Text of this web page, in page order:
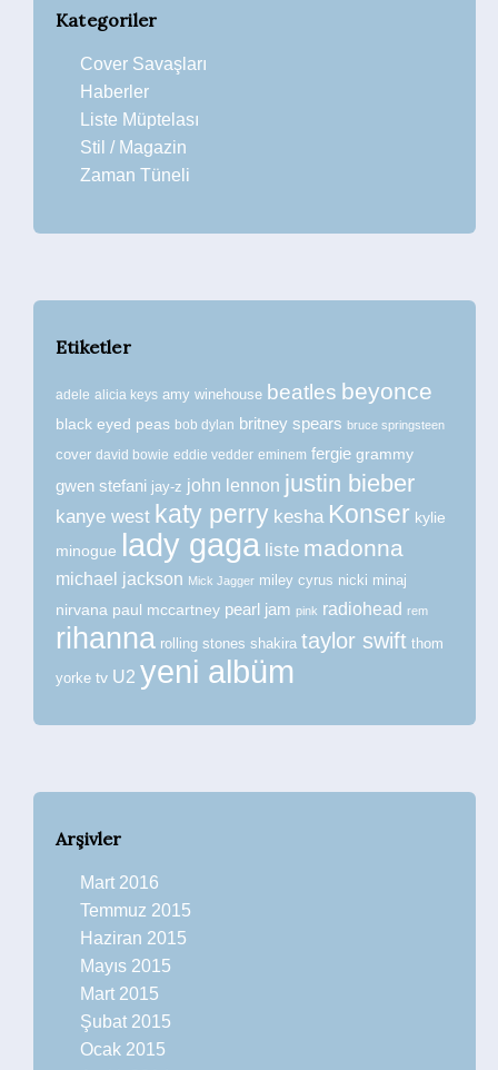
Kategoriler
Cover Savaşları
Haberler
Liste Müptelası
Stil / Magazin
Zaman Tüneli
Etiketler
adele alicia keys amy winehouse beatles beyonce
black eyed peas bob dylan britney spears bruce springsteen
cover david bowie eddie vedder eminem fergie grammy
gwen stefani jay-z john lennon justin bieber
kanye west katy perry kesha Konser kylie
minogue lady gaga liste madonna
michael jackson Mick Jagger miley cyrus nicki minaj
nirvana paul mccartney pearl jam pink radiohead rem
rihanna rolling stones shakira taylor swift thom
yorke tv U2 yeni albüm
Arşivler
Mart 2016
Temmuz 2015
Haziran 2015
Mayıs 2015
Mart 2015
Şubat 2015
Ocak 2015